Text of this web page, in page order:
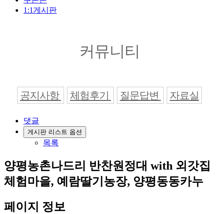
1:1게시판
커뮤니티
공지사항 체험후기 질문답변 자료실
댓글
게시판 리스트 옵션
목록
양평농촌나드리 반찬원정대 with 외갓집
체험마을, 예람딸기농장, 양평동동카누
페이지 정보